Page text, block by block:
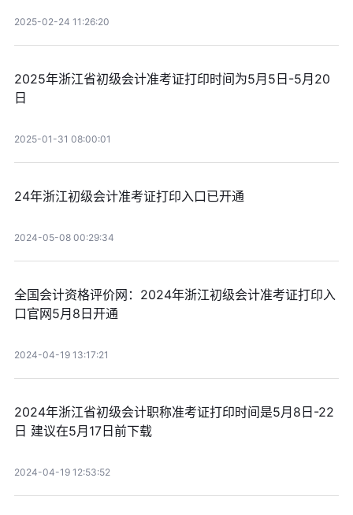
2025-02-24 11:26:20
2025年浙江省初级会计准考证打印时间为5月5日-5月20
日
2025-01-31 08:00:01
24年浙江初级会计准考证打印入口已开通
2024-05-08 00:29:34
全国会计资格评价网：2024年浙江初级会计准考证打印入
口官网5月8日开通
2024-04-19 13:17:21
2024年浙江省初级会计职称准考证打印时间是5月8日-22
日 建议在5月17日前下载
2024-04-19 12:53:52